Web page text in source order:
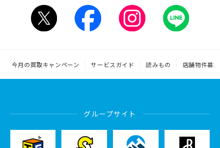
今月の買取キャンペーン サービスガイド 読みもの 店舗物件募集
グループサイト